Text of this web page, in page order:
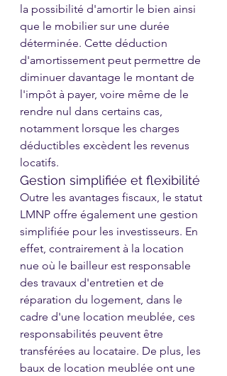
la possibilité d'amortir le bien ainsi
que le mobilier sur une durée
déterminée. Cette déduction
d'amortissement peut permettre de
diminuer davantage le montant de
l'impôt à payer, voire même de le
rendre nul dans certains cas,
notamment lorsque les charges
déductibles excèdent les revenus
locatifs.
Gestion simplifiée et flexibilité
Outre les avantages fiscaux, le statut
LMNP offre également une gestion
simplifiée pour les investisseurs. En
effet, contrairement à la location
nue où le bailleur est responsable
des travaux d'entretien et de
réparation du logement, dans le
cadre d'une location meublée, ces
responsabilités peuvent être
transférées au locataire. De plus, les
baux de location meublée ont une